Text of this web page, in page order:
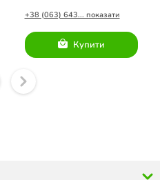
+38 (063) 643... показати
Купити